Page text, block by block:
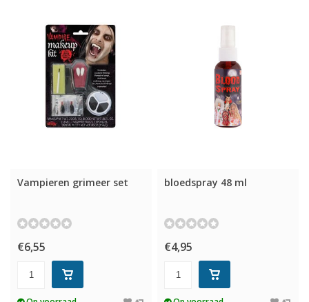
Vampieren grimeer set
€6,55
bloedspray 48 ml
€4,95